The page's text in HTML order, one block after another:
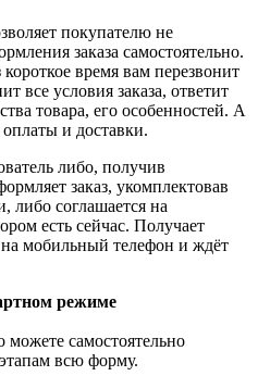
покупателю не
заказа самостоятельно.
время вам перезвонит
все условия заказа, ответит
товара, его особенностей. А
и доставки.
либо, получив
заказ, укомплектовав
либо соглашается на
есть сейчас. Получает
мобильный телефон и ждёт
режиме
самостоятельно
всю форму.